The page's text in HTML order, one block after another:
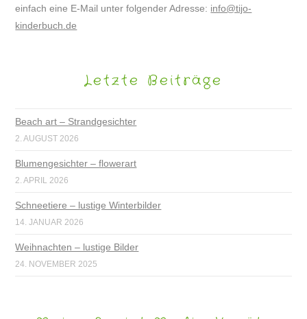
einfach eine E-Mail unter folgender Adresse: info@tijo-
kinderbuch.de
Letzte Beiträge
Beach art – Strandgesichter
2. AUGUST 2026
Blumengesichter – flowerart
2. APRIL 2026
Schneetiere – lustige Winterbilder
14. JANUAR 2026
Weihnachten – lustige Bilder
24. NOVEMBER 2025